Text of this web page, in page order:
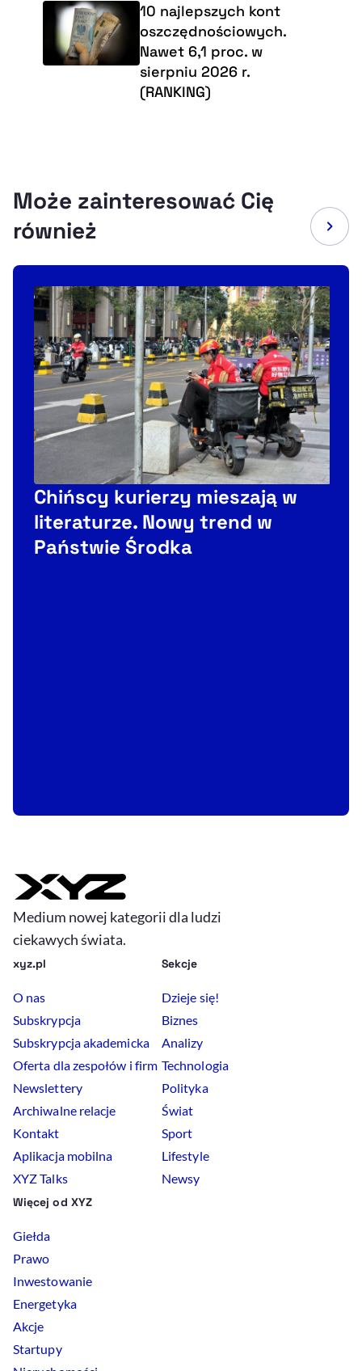
10 najlepszych kont
oszczędnościowych.
Nawet 6,1 proc. w
sierpniu 2026 r.
(RANKING)
Może zainteresować Cię
również
Chińscy kurierzy mieszają w
literaturze. Nowy trend w
Państwie Środka
Medium nowej kategorii dla ludzi
ciekawych świata.
xyz.pl
O nas
Subskrypcja
Subskrypcja akademicka
Oferta dla zespołów i firm
Newslettery
Archiwalne relacje
Kontakt
Aplikacja mobilna
XYZ Talks
Sekcje
Dzieje się!
Biznes
Analizy
Technologia
Polityka
Świat
Sport
Lifestyle
Newsy
Więcej od XYZ
Giełda
Prawo
Inwestowanie
Energetyka
Akcje
Startupy